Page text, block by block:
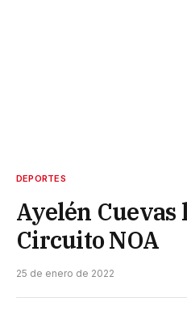
DEPORTES
Ayelén Cuevas
Circuito NOA
25 de enero de 2022